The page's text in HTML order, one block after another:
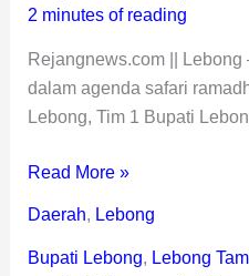
2 minutes of reading
Rejangnews.com ||
dalam agenda safari
Lebong, Tim 1 Bupati
Read More »
Daerah, Lebong
Bupati Lebong, Lebong